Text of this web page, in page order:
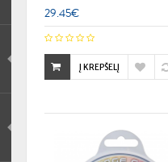
29.45€
Į KREPŠELĮ